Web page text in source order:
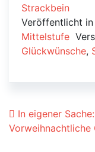
Strackbein
Veröffentlicht in
Mittelstufe
Glückwünsche,
Beitrags-
In eigener
Vorweihnachtliche